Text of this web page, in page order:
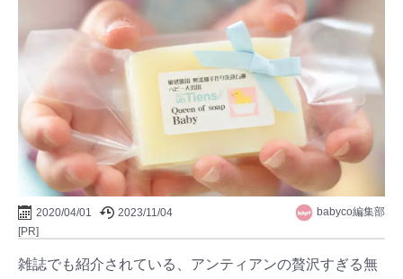
2020/04/01 2023/11/04
babyco編集部
[PR]
雑誌でも紹介されている、アンティアンの贅沢すぎる無